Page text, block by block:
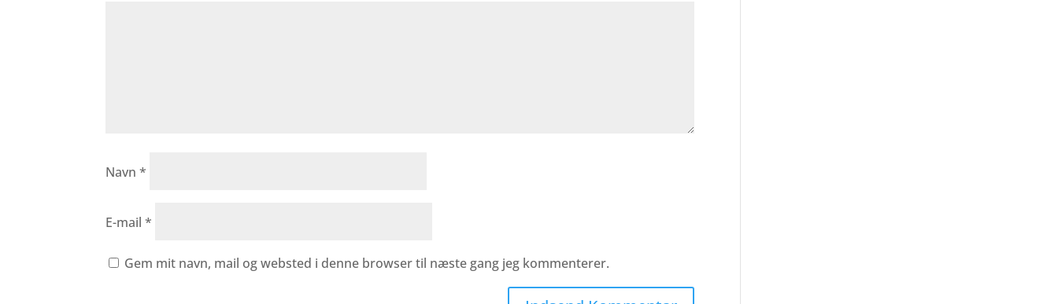
Navn*
E-mail*
Gem mit navn, mail og websted i denne browser til næste gang jeg kommenterer.